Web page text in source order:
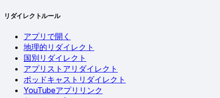
リダイレクトルール
アプリで開く
地理的リダイレクト
国別リダイレクト
アプリストアリダイレクト
ポッドキャストリダイレクト
YouTubeアプリリンク